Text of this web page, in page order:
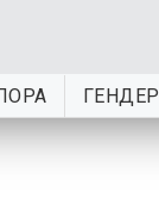
ГЕНДЕР